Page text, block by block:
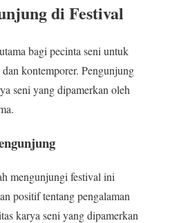
di Festival
bagi pecinta seni untuk
kontemporer. Pengunjung
seni yang dipamerkan oleh
mengunjungi festival ini
positif tentang pengalaman
karya seni yang dipamerkan